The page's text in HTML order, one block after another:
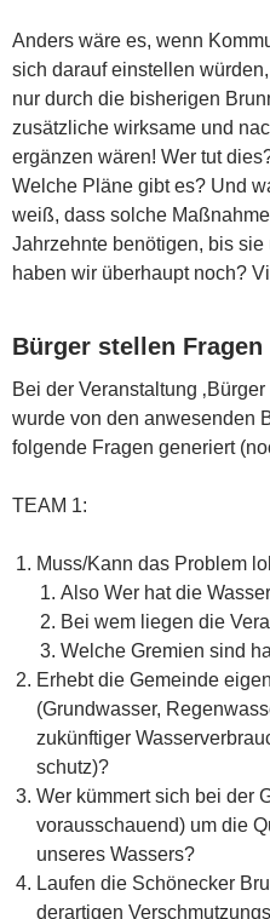
Anders wäre es, wenn
sich darauf einstellen
nur durch die bisherigen
zusätzliche wirksame und
ergänzen wären! Wer tut
Welche Pläne gibt es? Und
weiß, dass solche
Jahrzehnte benötigen, bis
haben wir überhaupt noch?
Bürger stellen Fragen
Bei der Veranstaltung
wurde von den anwesenden
folgende Fragen generiert
TEAM 1:
Muss/Kann das Problem
Also Wer hat die
Bei wem liegen die
Welche Gremien sind
Erhebt die Gemeinde
(Grundwasser,
zukünftiger
schutz)?
Wer kümmert sich bei der
vorausschauend) um die
unseres Wassers?
Laufen die Schönecker
derartigen